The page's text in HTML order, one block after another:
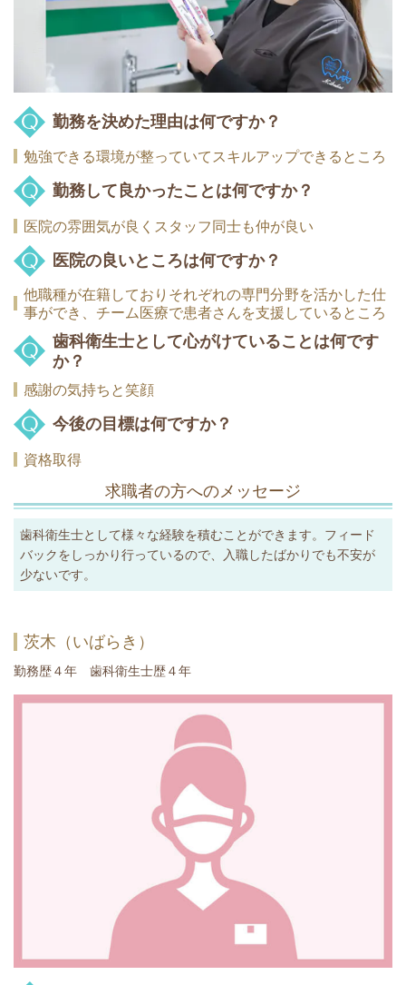
勤務を決めた理由は何ですか？
勉強できる環境が整っていてスキルアップできるところ
勤務して良かったことは何ですか？
医院の雰囲気が良くスタッフ同士も仲が良い
医院の良いところは何ですか？
他職種が在籍しておりそれぞれの専門分野を活かした仕
事ができ、チーム医療で患者さんを支援しているところ
歯科衛生士として心がけていることは何です
か？
感謝の気持ちと笑顔
今後の目標は何ですか？
資格取得
求職者の方へのメッセージ
歯科衛生士として様々な経験を積むことができます。フィード
バックをしっかり行っているので、入職したばかりでも不安が
少ないです。
茨木（いばらき）
勤務歴４年 歯科衛生士歴４年